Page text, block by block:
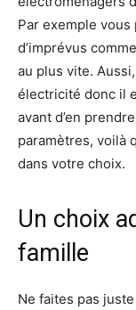
Par exemple
d’imprévus
au plus vite.
électricité donc il
avant d’en
paramètres, voilà
dans votre choix.
Un choix
famille
Ne faites pas